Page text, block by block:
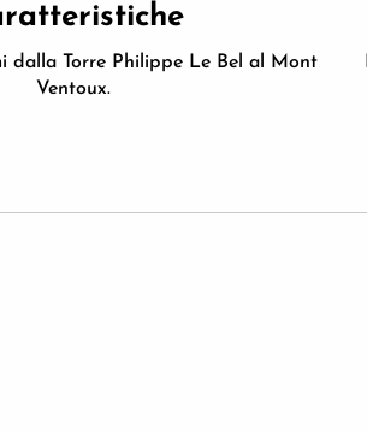
dalla Torre Philippe Le Bel al Mont
Ventoux.